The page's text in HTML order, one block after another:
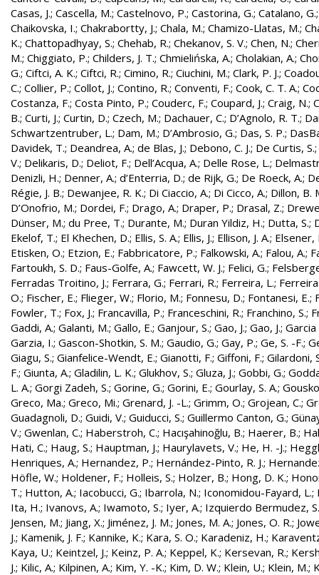
Casas, J.; Cascella, M.; Castelnovo, P.; Castorina, G.; Catalano, G.
Chaikovska, I.; Chakrabortty, J.; Chala, M.; Chamizo-Llatas, M.;
K.; Chattopadhyay, S.; Chehab, R.; Chekanov, S. V.; Chen, N.;
M.; Chiggiato, P.; Childers, J. T.; Chmielińska, A.; Cholakian, A.;
G.; Ciftci, A. K.; Ciftci, R.; Cimino, R.; Ciuchini, M.; Clark, P. J.;
C.; Collier, P.; Collot, J.; Contino, R.; Conventi, F.; Cook, C. T. A.;
Costanza, F.; Costa Pinto, P.; Couderc, F.; Coupard, J.; Craig, N.;
B.; Curti, J.; Curtin, D.; Czech, M.; Dachauer, C.; D’Agnolo, R. T.;
Schwartzentruber, L.; Dam, M.; D’Ambrosio, G.; Das, S. P.;
Davidek, T.; Deandrea, A.; de Blas, J.; Debono, C. J.; De Curtis, S.;
V.; Delikaris, D.; Deliot, F.; Dell’Acqua, A.; Delle Rose, L.;
Denizli, H.; Denner, A.; d’Enterria, D.; de Rijk, G.; De Roeck, A.;
Régie, J. B.; Dewanjee, R. K.; Di Ciaccio, A.; Di Cicco, A.; Dillon, B.
D’Onofrio, M.; Dordei, F.; Drago, A.; Draper, P.; Drasal, Z.;
Dünser, M.; du Pree, T.; Durante, M.; Duran Yildiz, H.; Dutta, S.;
Ekelof, T.; El Khechen, D.; Ellis, S. A.; Ellis, J.; Ellison, J. A.; Elsener,
Etisken, O.; Etzion, E.; Fabbricatore, P.; Falkowski, A.; Falou, A.;
Fartoukh, S. D.; Faus-Golfe, A.; Fawcett, W. J.; Felici, G.;
Ferradas Troitino, J.; Ferrara, G.; Ferrari, R.; Ferreira, L.;
O.; Fischer, E.; Flieger, W.; Florio, M.; Fonnesu, D.; Fontanesi, E.;
Fowler, T.; Fox, J.; Francavilla, P.; Franceschini, R.; Franchino, S.;
Gaddi, A.; Galanti, M.; Gallo, E.; Ganjour, S.; Gao, J.; Gao, J.; Garcia
Garzia, I.; Gascon-Shotkin, S. M.; Gaudio, G.; Gay, P.; Ge, S. -F.;
Giagu, S.; Gianfelice-Wendt, E.; Gianotti, F.; Giffoni, F.; Gilardoni,
F.; Giunta, A.; Gladilin, L. K.; Glukhov, S.; Gluza, J.; Gobbi, G.;
L. A.; Gorgi Zadeh, S.; Gorine, G.; Gorini, E.; Gourlay, S. A.;
Greco, Ma.; Greco, Mi.; Grenard, J. -L.; Grimm, O.; Grojean, C.;
Guadagnoli, D.; Guidi, V.; Guiducci, S.; Guillermo Canton, G.;
V.; Gwenlan, C.; Haberstroh, C.; Hacışahinoğlu, B.; Haerer, B.;
Hati, C.; Haug, S.; Hauptman, J.; Haurylavets, V.; He, H. -J.;
Henriques, A.; Hernandez, P.; Hernández-Pinto, R. J.;
Höfle, W.; Holdener, F.; Holleis, S.; Holzer, B.; Hong, D. K.;
T.; Hutton, A.; Iacobucci, G.; Ibarrola, N.; Iconomidou-Fayard, L.;
Ita, H.; Ivanovs, A.; Iwamoto, S.; Iyer, A.; Izquierdo Bermudez, S.
Jensen, M.; Jiang, X.; Jiménez, J. M.; Jones, M. A.; Jones, O. R.;
J.; Kamenik, J. F.; Kannike, K.; Kara, S. O.; Karadeniz, H.;
Kaya, U.; Keintzel, J.; Keinz, P. A.; Keppel, K.; Kersevan, R.;
J.; Kilic, A.; Kilpinen, A.; Kim, Y. -K.; Kim, D. W.; Klein, U.; Klein, M.;